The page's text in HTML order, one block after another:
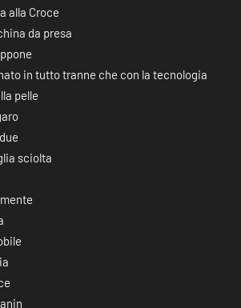
alla Croce
da presa
in tutto tranne che con la tecnologia
pelle
sciolta